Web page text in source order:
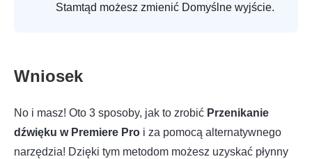
Stamtąd możesz zmienić Domyślne wyjście.
Wniosek
No i masz! Oto 3 sposoby, jak to zrobić Przenikanie
dźwięku w Premiere Pro i za pomocą alternatywnego
narzędzia! Dzięki tym metodom możesz uzyskać płynny